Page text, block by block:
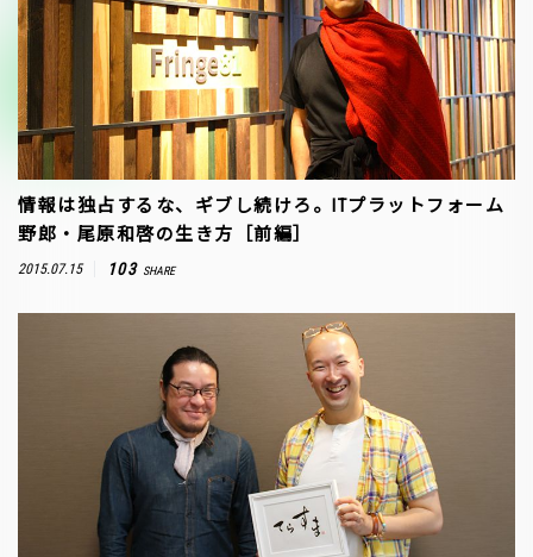
情報は独占するな、ギブし続けろ。ITプラットフォーム
野郎・尾原和啓の生き方［前編］
2015.07.15 103 SHARE